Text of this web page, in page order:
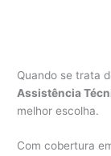
Quando se trata
Assistência
melhor escolha.
Com cobertura